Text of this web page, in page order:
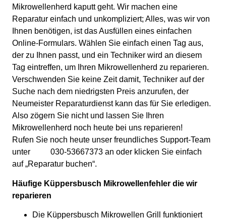
Mikrowellenherd kaputt geht. Wir machen eine
Reparatur einfach und unkompliziert; Alles, was wir von
Ihnen benötigen, ist das Ausfüllen eines einfachen
Online-Formulars. Wählen Sie einfach einen Tag aus,
der zu Ihnen passt, und ein Techniker wird an diesem
Tag eintreffen, um Ihren Mikrowellenherd zu reparieren.
Verschwenden Sie keine Zeit damit, Techniker auf der
Suche nach dem niedrigsten Preis anzurufen, der
Neumeister Reparaturdienst kann das für Sie erledigen.
Also zögern Sie nicht und lassen Sie Ihren
Mikrowellenherd noch heute bei uns reparieren!
Rufen Sie noch heute unser freundliches Support-Team
unter 030-53667373 an oder klicken Sie einfach
auf „Reparatur buchen“.
Häufige Küppersbusch Mikrowellenfehler die wir
reparieren
Die Küppersbusch Mikrowellen Grill funktioniert